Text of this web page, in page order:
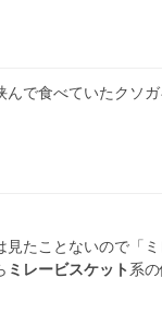
んで食べていたクソ
たことないので「
ミレービスケット 系